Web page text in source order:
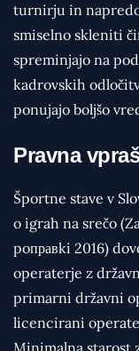
turnirju in
smiselno skleniti
spreminjajo na
kadrovskih
ponujajo boljšo
Pravna
Športne stave v
o igrah na srečo
poправki 2016)
operaterje z
primarni državni
licencirani